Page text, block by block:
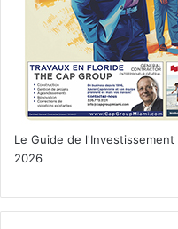
Le Guide de
2026